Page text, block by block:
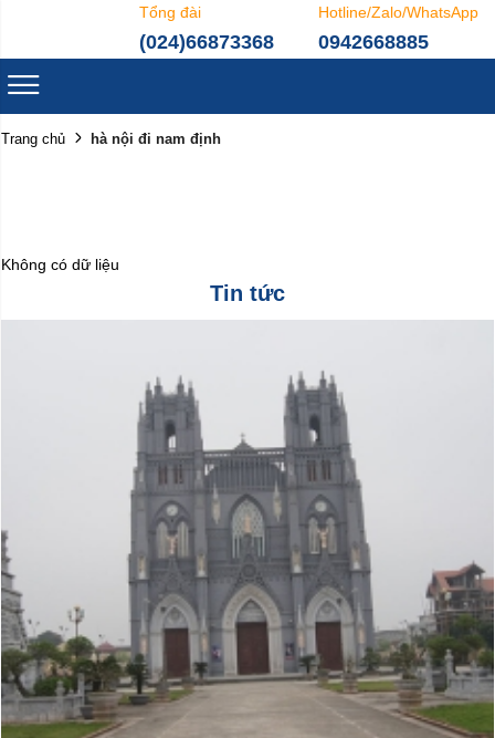
Tổng đài
(024)66873368
Hotline/Zalo/WhatsApp
0942668885
Trang chủ hà nội đi nam định
Không có dữ liệu
Tin tức